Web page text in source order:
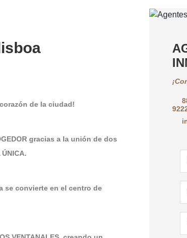
de la ciudad!
gracias a la unión de dos
se convierte en el centro de